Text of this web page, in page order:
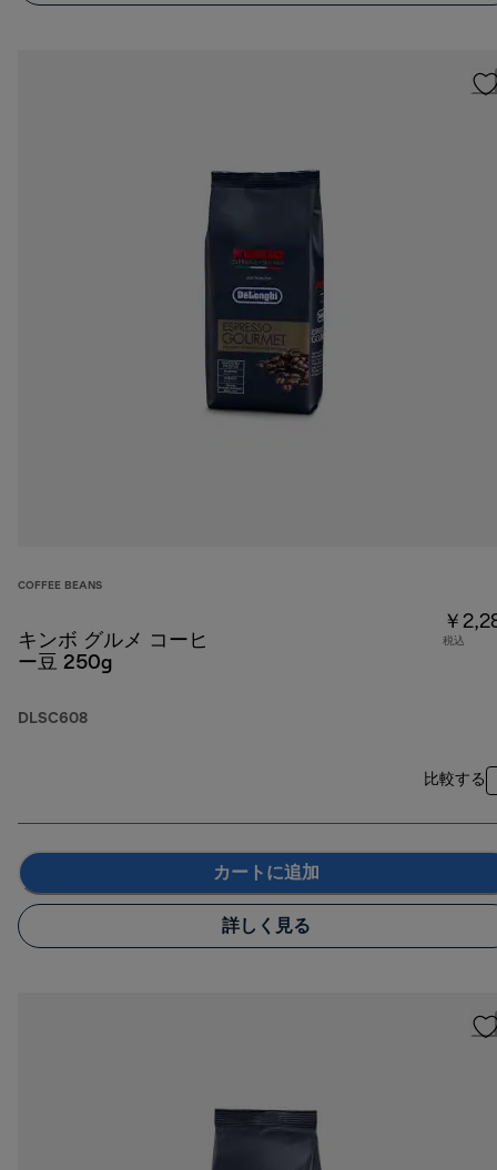
COFFEE BEANS
キンボ グルメ コーヒ
ー豆 250g
DLSC608
￥
税込
比較する
カートに追加
詳しく見る